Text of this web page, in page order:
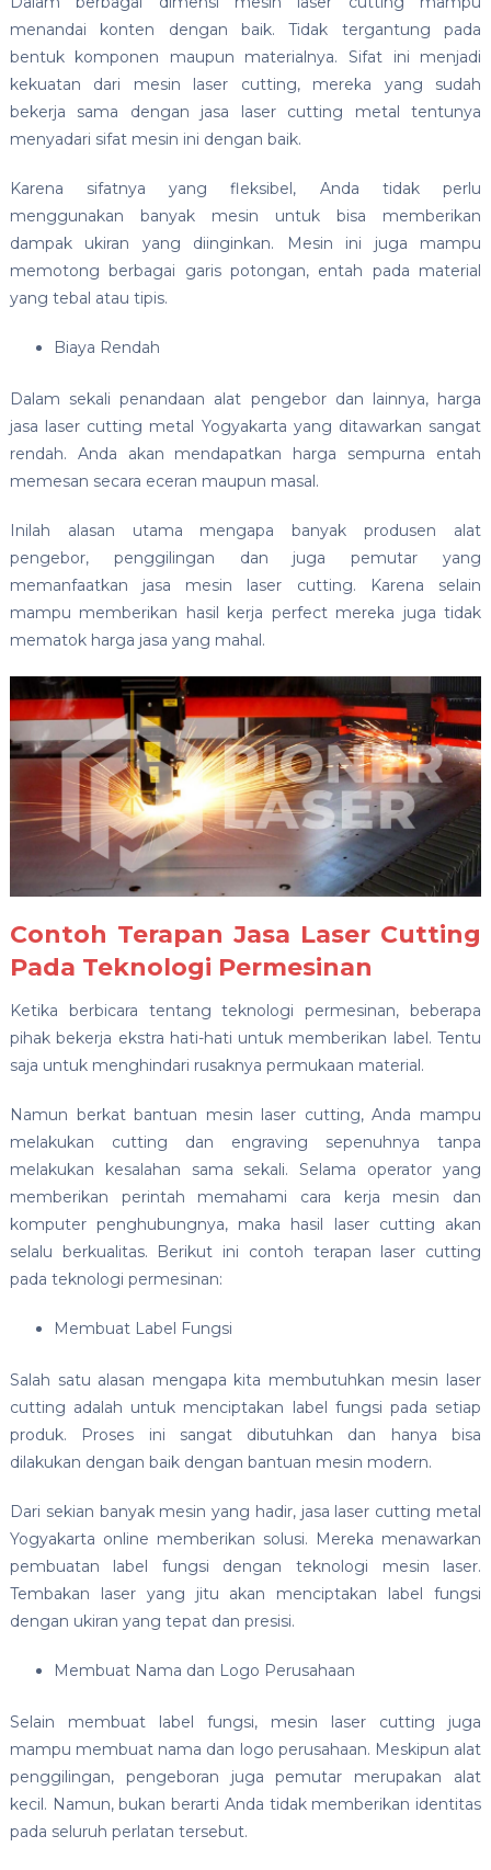
menandai konten dengan baik. Tidak tergantung pada
bentuk komponen maupun materialnya. Sifat ini menjadi
kekuatan dari mesin laser cutting, mereka yang sudah
bekerja sama dengan jasa laser cutting metal tentunya
menyadari sifat mesin ini dengan baik.
Karena sifatnya yang fleksibel, Anda tidak perlu
menggunakan banyak mesin untuk bisa memberikan
dampak ukiran yang diinginkan. Mesin ini juga mampu
memotong berbagai garis potongan, entah pada material
yang tebal atau tipis.
Biaya Rendah
Dalam sekali penandaan alat pengebor dan lainnya, harga
jasa laser cutting metal Yogyakarta yang ditawarkan sangat
rendah. Anda akan mendapatkan harga sempurna entah
memesan secara eceran maupun masal.
Inilah alasan utama mengapa banyak produsen alat
pengebor, penggilingan dan juga pemutar yang
memanfaatkan jasa mesin laser cutting. Karena selain
mampu memberikan hasil kerja perfect mereka juga tidak
mematok harga jasa yang mahal.
Contoh Terapan Jasa Laser Cutting
Pada Teknologi Permesinan
Ketika berbicara tentang teknologi permesinan, beberapa
pihak bekerja ekstra hati-hati untuk memberikan label. Tentu
saja untuk menghindari rusaknya permukaan material.
Namun berkat bantuan mesin laser cutting, Anda mampu
melakukan cutting dan engraving sepenuhnya tanpa
melakukan kesalahan sama sekali. Selama operator yang
memberikan perintah memahami cara kerja mesin dan
komputer penghubungnya, maka hasil laser cutting akan
selalu berkualitas. Berikut ini contoh terapan laser cutting
pada teknologi permesinan:
Membuat Label Fungsi
Salah satu alasan mengapa kita membutuhkan mesin laser
cutting adalah untuk menciptakan label fungsi pada setiap
produk. Proses ini sangat dibutuhkan dan hanya bisa
dilakukan dengan baik dengan bantuan mesin modern.
Dari sekian banyak mesin yang hadir, jasa laser cutting metal
Yogyakarta online memberikan solusi. Mereka menawarkan
pembuatan label fungsi dengan teknologi mesin laser.
Tembakan laser yang jitu akan menciptakan label fungsi
dengan ukiran yang tepat dan presisi.
Membuat Nama dan Logo Perusahaan
Selain membuat label fungsi, mesin laser cutting juga
mampu membuat nama dan logo perusahaan. Meskipun alat
penggilingan, pengeboran juga pemutar merupakan alat
kecil. Namun, bukan berarti Anda tidak memberikan identitas
pada seluruh perlatan tersebut.